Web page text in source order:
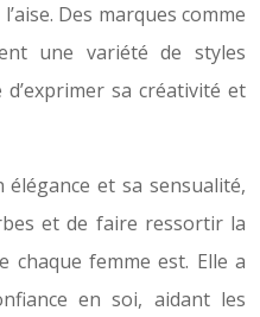
Des marques comme
une variété de styles
sa créativité et
et sa sensualité,
et de faire ressortir la
chaque femme est. Elle a
en soi, aidant les